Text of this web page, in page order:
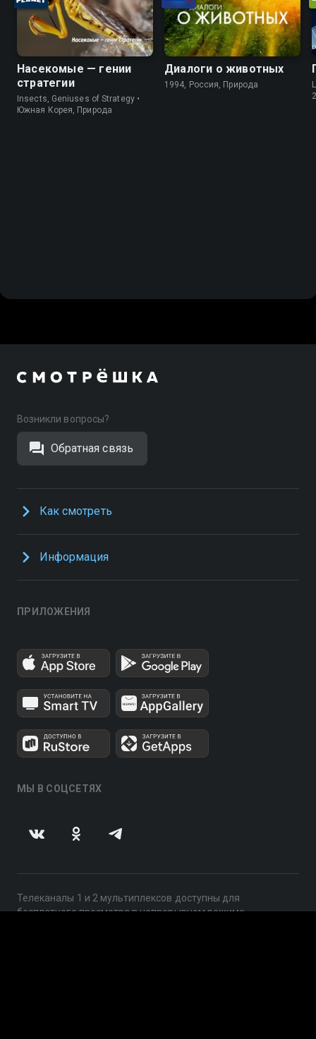
Насекомые — гении
стратегии
Insects, Geniuses of Strategy •
Южная Корея, Природа
Диалоги о животных
1994, Россия, Природа
Возникли вопросы?
Обратная связь
Как смотреть
Информация
ПРИЛОЖЕНИЯ
МЫ В СОЦСЕТЯХ
Телеканалы 1 и 2 мультиплексов доступны для
бесплатного просмотра в непрерывном режиме,